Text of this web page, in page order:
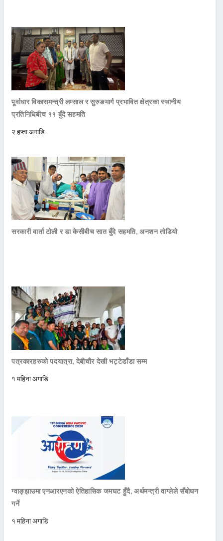
पूर्वाधार विकासमन्त्री लम्साल र सुरुङमार्ग प्रभावित क्षेत्रका स्थानीय
प्रतिनिधिबीच ११ बुँदे सहमति
२ हप्ता अगाडि
सरकारी वार्ता टोली र डा केसीबीच सात बुँदे सहमति, अनशन तोडियो
पत्रकारहरुको पदयात्रा, देबीचौर देखी भट्टेडाँडा सम्म
१ महिना अगाडि
ग्वाङ्झाउमा एनआरएनको ऐतिहासिक जमघट हुँदै, अर्थमन्त्री वाग्लेले सँबोधन
गर्ने
१ महिना अगाडि